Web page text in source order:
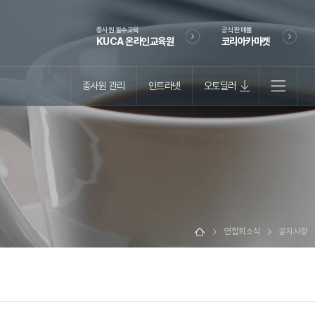
종사원 필수교육
KUCA 온라인교육원
공식 판매몰
코리아카마켓
종사원 관리 인트라넷 오토딜러
연합회소식 공지사항